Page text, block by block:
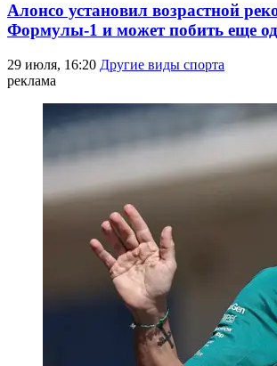
Алонсо установил возрастной
Формулы-1 и может побить еще
29 июля, 16:20 Другие виды спорта
реклама